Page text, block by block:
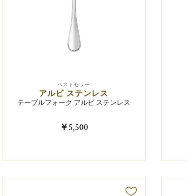
ベストセラー
アルビ ステンレス
テーブルフォーク アルビ ステンレス
￥5,500